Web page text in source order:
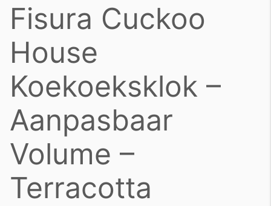
Fisura Cuckoo
House
Koekoeksklok –
Aanpasbaar
Volume –
Terracotta